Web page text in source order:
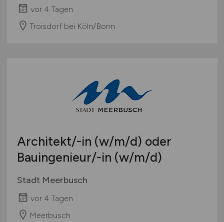
vor 4 Tagen
Troisdorf bei Köln/Bonn
Architekt/-in (w/m/d) oder
Bauingenieur/-in (w/m/d)
Stadt Meerbusch
vor 4 Tagen
Meerbusch